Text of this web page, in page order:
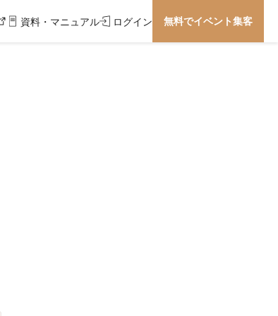
資料・マニュアル ログイン 無料でイベント集客